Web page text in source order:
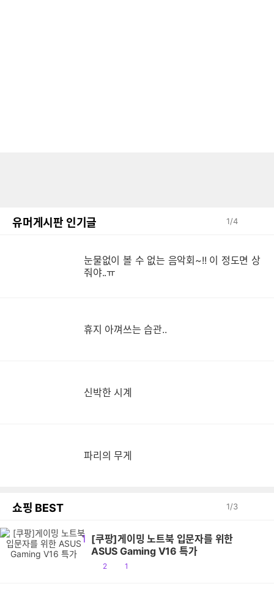
유머게시판 인기글 1/4
눈물없이 볼 수 없는 음악회~!! 이 정도면 상
줘야..ㅠ
휴지 아껴쓰는 습관..
신박한 시계
파리의 무게
쇼핑 BEST 1/3
1 [쿠팡]게이밍 노트북 입문자를 위한
ASUS Gaming V16 특가
공
2
댓1